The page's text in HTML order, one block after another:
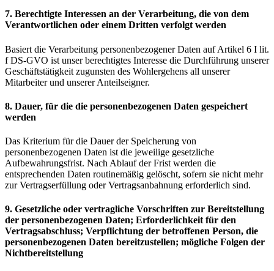
7. Berechtigte Interessen an der Verarbeitung, die von dem
Verantwortlichen oder einem Dritten verfolgt werden
Basiert die Verarbeitung personenbezogener Daten auf Artikel 6 I lit.
f DS-GVO ist unser berechtigtes Interesse die Durchführung unserer
Geschäftstätigkeit zugunsten des Wohlergehens all unserer
Mitarbeiter und unserer Anteilseigner.
8. Dauer, für die die personenbezogenen Daten gespeichert
werden
Das Kriterium für die Dauer der Speicherung von
personenbezogenen Daten ist die jeweilige gesetzliche
Aufbewahrungsfrist. Nach Ablauf der Frist werden die
entsprechenden Daten routinemäßig gelöscht, sofern sie nicht mehr
zur Vertragserfüllung oder Vertragsanbahnung erforderlich sind.
9. Gesetzliche oder vertragliche Vorschriften zur Bereitstellung
der personenbezogenen Daten; Erforderlichkeit für den
Vertragsabschluss; Verpflichtung der betroffenen Person, die
personenbezogenen Daten bereitzustellen; mögliche Folgen der
Nichtbereitstellung